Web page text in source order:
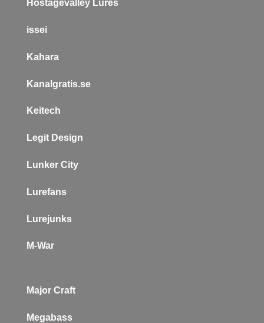
Hostagevalley Lures
issei
Kahara
Kanalgratis.se
Keitech
Legit Design
Lunker City
Lurefans
Lurejunks
M-War
Major Craft
Megabass